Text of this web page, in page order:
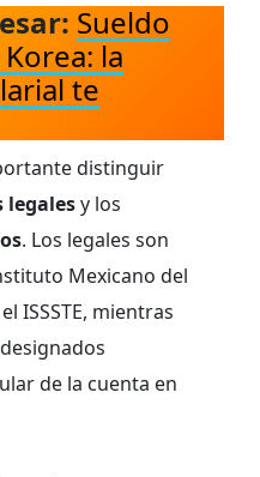
Sueldo
la
te
distinguir
legalesy los
. Los legales son
Mexicano del
ISSSTE, mientras
de la cuenta en